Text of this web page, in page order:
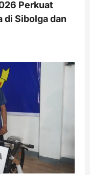
Perkuat
di Sibolga dan